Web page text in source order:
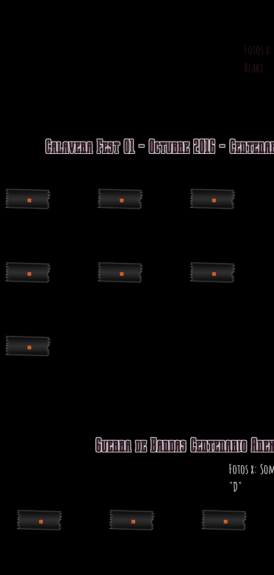
Fotos
Blake
Calavera Fest 01 - Octubre 2016 -
Guerra de Bandas Centenario
Fotos x:
"D"